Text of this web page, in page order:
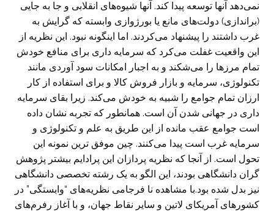
نمی‌دهد آنها توسعه پیدا کند. آنها شیوه‌های انقلابی و جا به جایی
(براندازی) دولت‌های مانع یا بورژوازی وابسته که گرایش به
غرب داشتند را پیشنهاد می‌کردند. اما اینگونه نبود. این نظریه از
این واقعیت غفلت می‌کرد که سرمایه داری برای منافع خودش
تمام مرزها را می‌شکند و به اجبار امکانات سود آوردی مانند
تکنولوژی، سرمایه و بازار فروش کالا و برای استفاده از کار
ارزان تمام جوامع را شبیه به خودش می‌کند. زیرا بقای سرمایه
داری در جهانی شدن آن است. همانطور که تجربه نشان داده
است جوامع عقب مانده از این طریق به علم و تکنولوژی و
سرمایه غرب است پیدا می‌کنند. چین موفق ترین نمونه این
تحول است. از آنجا که نظریه پردازان این پرادایم بیشتر پژوهش
گران دانشگاهی بودند، این الگو به یک رشته تخصصی دانشگاهی
نیز بدل شده بود.با مشاهده نا فرجامی نظریه‌های “وابستگی” در
کشورهای آمریکای لاتین و سایر نقاط جهان، و با آغاز رفرم‌های